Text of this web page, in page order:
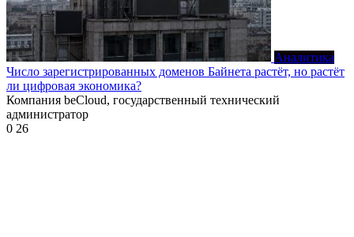
Аналитика
Число зарегистрированных доменов Байнета растёт, но растёт
ли цифровая экономика?
Компания beCloud, государственный технический
администратор
0 26